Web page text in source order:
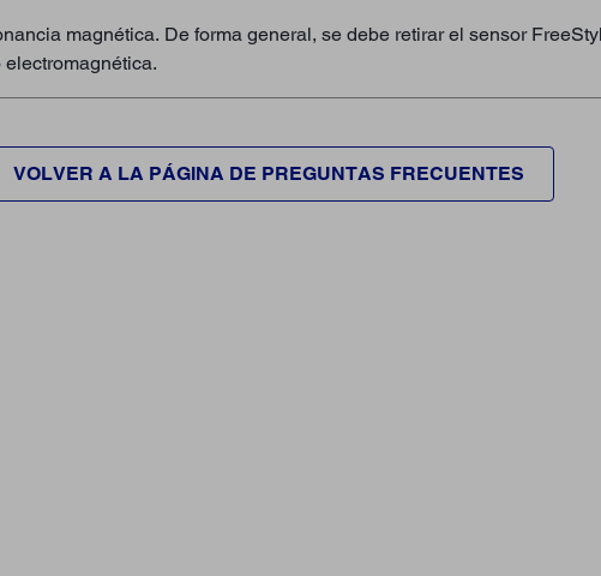
magnética. De forma general, se debe retirar el sensor
VOLVER A LA PÁGINA DE PREGUNTAS FRECUENTES